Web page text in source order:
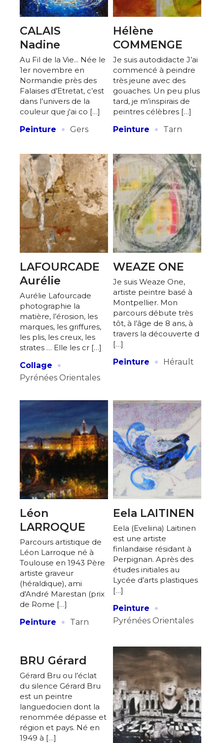
CALAIS
Nadine
Au Fil de la Vie... Née le
1er novembre en
Normandie près des
Falaises d’Etretat, c’est
dans l’univers de la
couleur que j'ai co […]
Peinture
· Gers
Hélène
COMMENGE
Je suis autodidacte J’ai
commencé à peindre
très jeune avec des
gouaches. Un peu plus
tard, je m’inspirais de
peintres célèbres […]
Peinture
· Tarn
LAFOURCADE
Aurélie
Aurélie Lafourcade
photographie la
matière, l’érosion, les
marques, les griffures,
les plis, les creux, les
strates … Elle les cr […]
Collage
·
Pyrénées Orientales
WEAZE ONE
Je suis Weaze One,
artiste peintre basé à
Montpellier. Mon
parcours débute très
tôt, à l’âge de 8 ans, à
travers la découverte d
[…]
Peinture
· Hérault
Léon
LARROQUE
Parcours artistique de
Léon Larroque né à
Toulouse en 1943 Père
artiste graveur
(héraldique), ami
d'André Marestan (prix
de Rome […]
Peinture
· Tarn
Eela LAITINEN
Eela (Eveliina) Laitinen
est une artiste
finlandaise résidant à
Perpignan. Après des
études initiales au
Lycée d’arts plastiques
[…]
Peinture
·
Pyrénées Orientales
BRU Gérard
Gérard Bru ou l’éclat
du silence Gérard Bru
est un peintre
languedocien dont la
renommée dépasse et
région et pays. Né en
1949 à […]